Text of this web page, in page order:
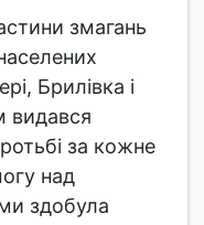
змагань
Брилівка і
видався
за кожне
над
здобула